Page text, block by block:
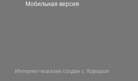
Мобильная версия
Интернет-магазин создан с Хорошоп